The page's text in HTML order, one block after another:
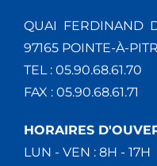
QUAI FERDINAND
97165 POINTE-À-
TEL : 05.90.68.61.70
FAX : 05.90.68.61.71
HORAIRES
LUN - VEN : 8H - 17H